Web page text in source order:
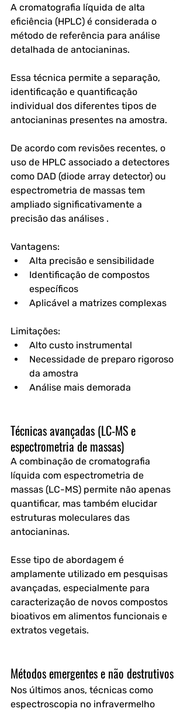
A cromatografia líquida de alta
eficiência (HPLC) é considerada o
método de referência para análise
detalhada de antocianinas.
Essa técnica permite a separação,
identificação e quantificação
individual dos diferentes tipos de
antocianinas presentes na amostra.
De acordo com revisões recentes, o
uso de HPLC associado a detectores
como DAD (diode array detector) ou
espectrometria de massas tem
ampliado significativamente a
precisão das análises .
Vantagens:
Alta precisão e sensibilidade
Identificação de compostos
específicos
Aplicável a matrizes complexas
Limitações:
Alto custo instrumental
Necessidade de preparo rigoroso
da amostra
Análise mais demorada
Técnicas avançadas (LC-MS e
espectrometria de massas)
A combinação de cromatografia
líquida com espectrometria de
massas (LC-MS) permite não apenas
quantificar, mas também elucidar
estruturas moleculares das
antocianinas.
Esse tipo de abordagem é
amplamente utilizado em pesquisas
avançadas, especialmente para
caracterização de novos compostos
bioativos em alimentos funcionais e
extratos vegetais.
Métodos emergentes e não destrutivos
Nos últimos anos, técnicas como
espectroscopia no infravermelho